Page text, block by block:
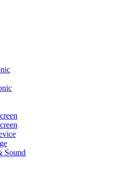
Sound